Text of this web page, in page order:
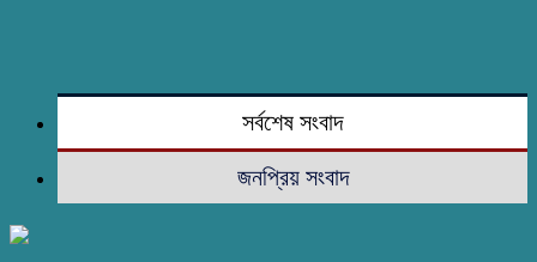
সর্বশেষ সংবাদ
জনপ্রিয় সংবাদ